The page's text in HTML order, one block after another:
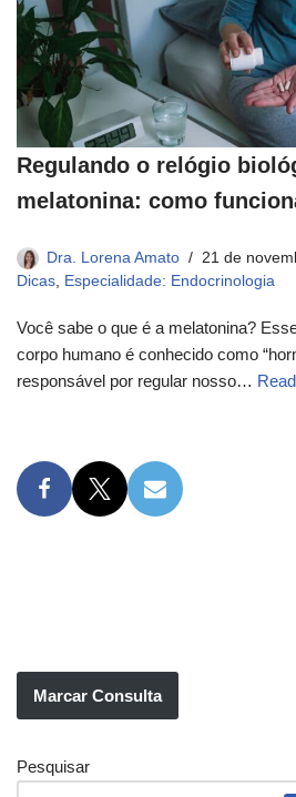
Regulando o relógio
melatonina: como
Dra. Lorena Amato
21 de
Dicas
Especialidade: Endocrinologia
Você sabe o que é a melatonina?
corpo humano é conhecido como
responsável por regular nosso…
Marcar Consulta
Pesquisar